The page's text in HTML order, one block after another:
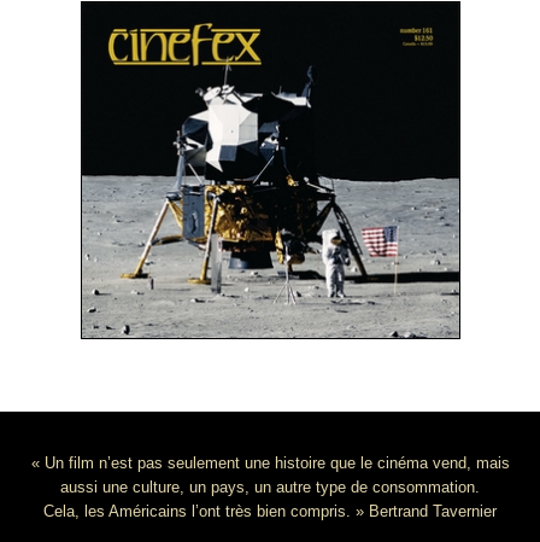
« Un film n’est pas seulement une histoire que le cinéma vend, mais
aussi une culture, un pays, un autre type de consommation.
Cela, les Américains l’ont très bien compris. » Bertrand Tavernier